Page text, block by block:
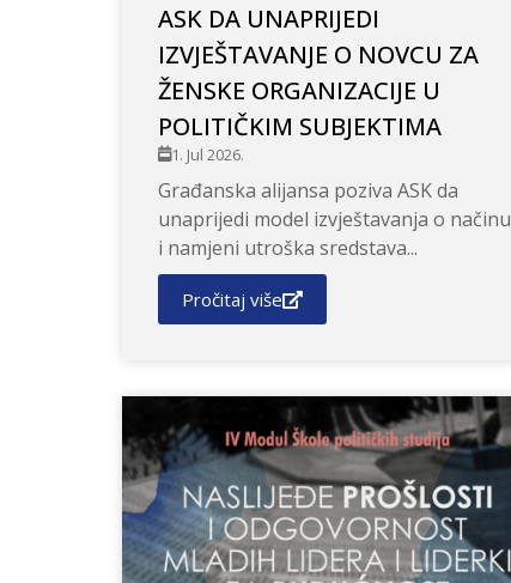
ASK DA UNAPRIJEDI
IZVJEŠTAVANJE O NOVCU ZA
ŽENSKE ORGANIZACIJE U
POLITIČKIM SUBJEKTIMA
1. Jul 2026.
Građanska alijansa poziva ASK da
unaprijedi model izvještavanja o načinu
i namjeni utroška sredstava...
Pročitaj više